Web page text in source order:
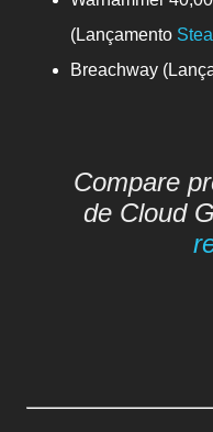
(Lançamento
Breachway
Compare
de Cloud